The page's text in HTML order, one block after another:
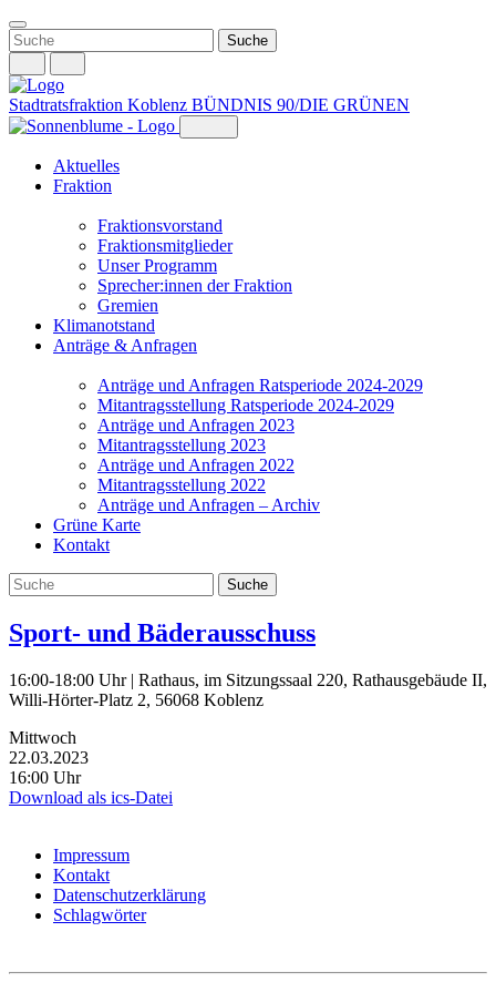
Weiter
zum
Inhalt
Stadtratsfraktion Koblenz BÜNDNIS 90/DIE GRÜNEN
Aktuelles
Fraktion
Fraktionsvorstand
Fraktionsmitglieder
Unser Programm
Sprecher:innen der Fraktion
Gremien
Klimanotstand
Anträge & Anfragen
Anträge und Anfragen Ratsperiode 2024-2029
Mitantragsstellung Ratsperiode 2024-2029
Anträge und Anfragen 2023
Mitantragsstellung 2023
Anträge und Anfragen 2022
Mitantragsstellung 2022
Anträge und Anfragen – Archiv
Grüne Karte
Kontakt
Sport- und Bäderausschuss
16:00-18:00 Uhr | Rathaus, im Sitzungssaal 220, Rathausgebäude II,
Willi-Hörter-Platz 2, 56068 Koblenz
Mittwoch
22.03.2023
16:00 Uhr
Download als ics-Datei
Impressum
Kontakt
Datenschutzerklärung
Schlagwörter